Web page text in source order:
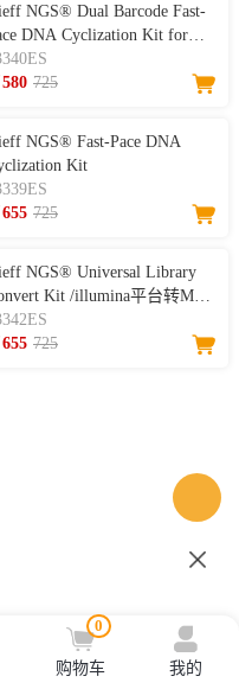
NGS® Dual Barcode Fast-
DNA Cyclization Kit for
双端barcode MGI环化试剂
580 725
NGS® Fast-Pace DNA
Kit
655 725
NGS® Universal Library
Kit /illumina平台转MGI
文库转换试剂
655 725
0
购物车 我的